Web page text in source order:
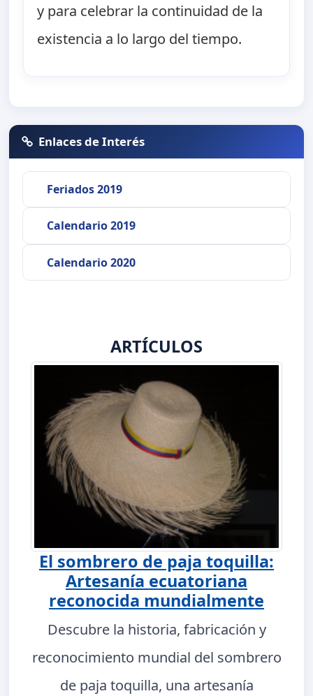
y para celebrar la continuidad de la
existencia a lo largo del tiempo.
Enlaces de Interés
Feriados 2019
Calendario 2019
Calendario 2020
ARTÍCULOS
El sombrero de paja toquilla:
Artesanía ecuatoriana
reconocida mundialmente
Descubre la historia, fabricación y
reconocimiento mundial del sombrero
de paja toquilla, una artesanía